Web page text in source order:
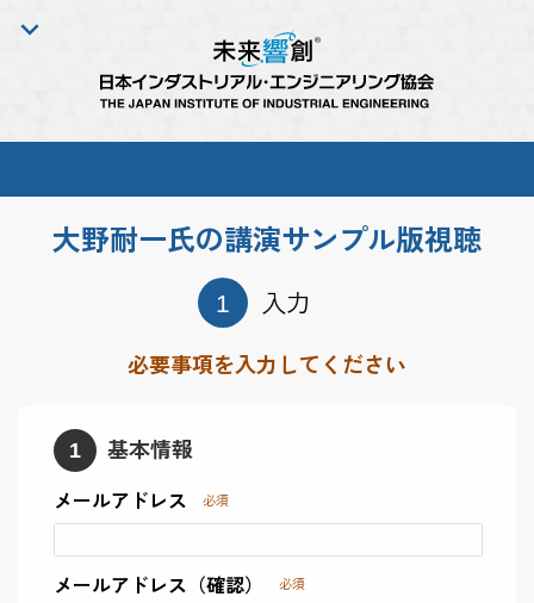
大野耐一氏の講演サンプル版視聴
1 入力
必要事項を入力してください
1 基本情報
メールアドレス 必須
メールアドレス（確認） 必須